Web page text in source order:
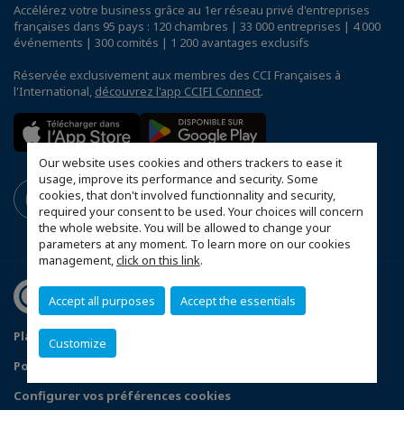
Our website uses cookies and others trackers to ease it
usage, improve its performance and security. Some
cookies, that don't involved functionnality and security,
required your consent to be used. Your choices will concern
the whole website. You will be allowed to change your
parameters at any moment. To learn more on our cookies
management,click on this link.
Accept all purposes Accept the essentials
Customize
Accélérez votre business grâce au 1er réseau privé d'entreprises
françaises dans 95 pays : 120 chambres | 33 000 entreprises | 4 000
événements | 300 comités | 1 200 avantages exclusifs
Réservée exclusivement aux membres des CCI Françaises à
l'International, découvrez l'app CCIFI Connect.
Plan d'accès Genève
Politique de confidentialité
Configurer vos préférences cookies